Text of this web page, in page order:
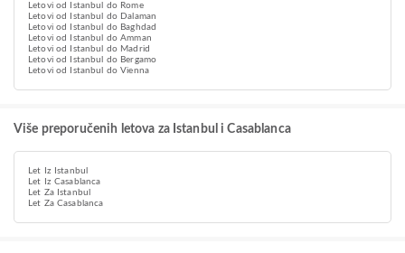
Letovi od Istanbul do Rome
Letovi od Istanbul do Dalaman
Letovi od Istanbul do Baghdad
Letovi od Istanbul do Amman
Letovi od Istanbul do Madrid
Letovi od Istanbul do Bergamo
Letovi od Istanbul do Vienna
Više preporučenih letova za Istanbul i Casablanca
Let Iz Istanbul
Let Iz Casablanca
Let Za Istanbul
Let Za Casablanca